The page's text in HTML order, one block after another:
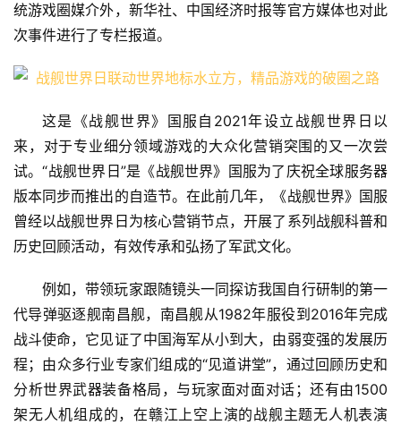
统游戏圈媒介外，新华社、中国经济时报等官方媒体也对此
次事件进行了专栏报道。
这是《战舰世界》国服自2021年设立战舰世界日以
来，对于专业细分领域游戏的大众化营销突围的又一次尝
试。“战舰世界日”是《战舰世界》国服为了庆祝全球服务器
版本同步而推出的自造节。在此前几年，《战舰世界》国服
曾经以战舰世界日为核心营销节点，开展了系列战舰科普和
历史回顾活动，有效传承和弘扬了军武文化。
例如，带领玩家跟随镜头一同探访我国自行研制的第一
代导弹驱逐舰南昌舰，南昌舰从1982年服役到2016年完成
战斗使命，它见证了中国海军从小到大，由弱变强的发展历
程；由众多行业专家们组成的“见道讲堂”，通过回顾历史和
分析世界武器装备格局，与玩家面对面对话；还有由1500
架无人机组成的，在赣江上空上演的战舰主题无人机表演